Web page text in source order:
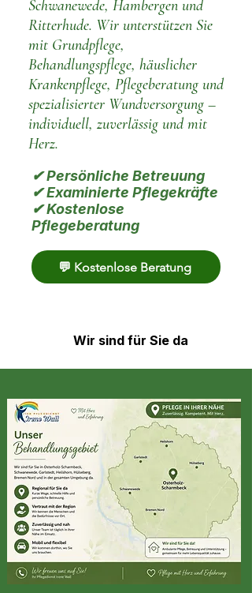
Schwanewede, Hambergen und
Ritterhude. Wir unterstützen Sie
mit Grundpflege,
Behandlungspflege, häuslicher
Krankenpflege, Pflegeberatung und
spezialisierter Wundversorgung –
individuell, zuverlässig und mit
Herz.
✔ Persönliche Betreuung
✔ Examinierte Pflegekräfte
✔ Kostenlose
Pflegeberatung
💬 Kostenlose Beratung
Wir sind für Sie da